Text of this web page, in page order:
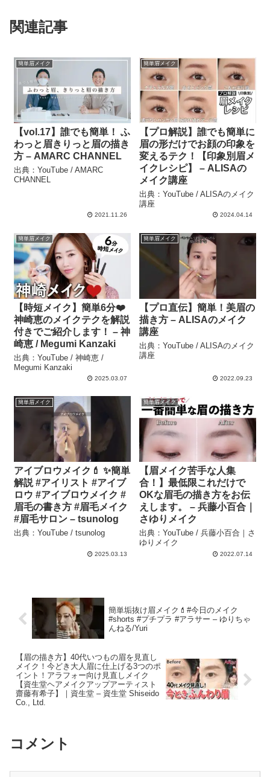
関連記事
簡単眉メイク
【vol.17】誰でも簡単！ ふ
わっと眉きりっと眉の描き
方 – AMARC CHANNEL
出典：YouTube / AMARC
CHANNEL
2021.11.26
簡単眉メイク
【プロ解説】誰でも簡単に
眉の形だけでお顔の印象を
変えるテク！【印象別眉メ
イクレシピ】 – ALISAの
メイク講座
出典：YouTube / ALISAのメイク
講座
2024.04.14
簡単眉メイク
【時短メイク】簡単6分❤️
神崎恵のメイクテクを解説
付きでご紹介します！ – 神
崎恵 / Megumi Kanzaki
出典：YouTube / 神崎恵 /
Megumi Kanzaki
2025.03.07
簡単眉メイク
【プロ直伝】簡単！美眉の
描き方 – ALISAのメイク
講座
出典：YouTube / ALISAのメイク
講座
2022.09.23
簡単眉メイク
アイブロウメイク💄 ✨簡単
解説 #アイリスト #アイブ
ロウ #アイブロウメイク #
眉毛の書き方 #眉毛メイク
#眉毛サロン – tsunolog
出典：YouTube / tsunolog
2025.03.13
簡単眉メイク
【眉メイク苦手な人集
合！】最低限これだけで
OKな眉毛の描き方をお伝
えします。 – 兵藤小百合｜
さゆりメイク
出典：YouTube / 兵藤小百合｜さ
ゆりメイク
2022.07.14
簡単垢抜け眉メイク💄#今日のメイク
#shorts #プチプラ #アラサー – ゆりちゃ
んねる/Yuri
【眉の描き方】40代いつもの眉を見直し
メイク！今どき大人眉に仕上げる3つのポ
イント！アラフォー向け見直しメイク
【資生堂ヘアメイクアップアーティスト
齋藤有希子】｜資生堂 – 資生堂 Shiseido
Co., Ltd.
コメント